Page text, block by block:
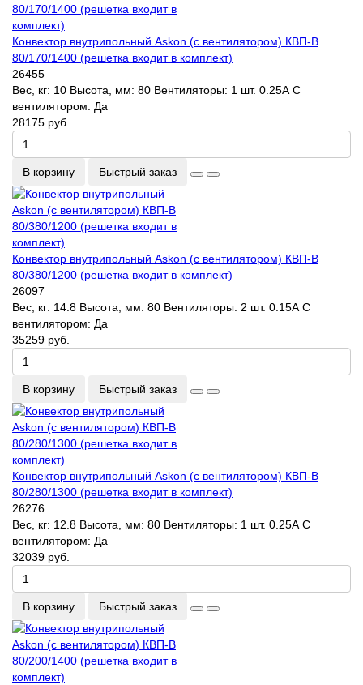
Конвектор внутрипольный Askon (с вентилятором) КВП-В
80/170/1400 (решетка входит в комплект)
26455
Вес, кг: 10 Высота, мм: 80 Вентиляторы: 1 шт. 0.25А С
вентилятором: Да
28175 руб.
В корзину Быстрый заказ
Конвектор внутрипольный Askon (с вентилятором) КВП-В
80/380/1200 (решетка входит в комплект)
26097
Вес, кг: 14.8 Высота, мм: 80 Вентиляторы: 2 шт. 0.15А С
вентилятором: Да
35259 руб.
В корзину Быстрый заказ
Конвектор внутрипольный Askon (с вентилятором) КВП-В
80/280/1300 (решетка входит в комплект)
26276
Вес, кг: 12.8 Высота, мм: 80 Вентиляторы: 1 шт. 0.25А С
вентилятором: Да
32039 руб.
В корзину Быстрый заказ